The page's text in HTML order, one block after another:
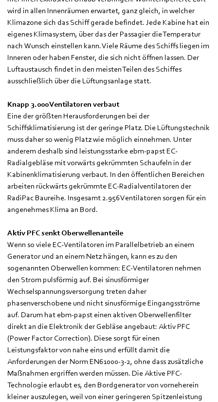
wird in allen Innenräumen erwartet, ganz gleich, in welcher
Klimazone sich das Schiff gerade befindet. Jede Kabine hat ein
eigenes Klimasystem, über das der Passagier die Temperatur
nach Wunsch einstellen kann. Viele Räume des Schiffs liegen im
Inneren oder haben Fenster, die sich nicht öffnen lassen. Der
Luftaustausch findet in den meisten Teilen des Schiffes
ausschließlich über die Lüftungsanlage statt.
Knapp 3.000 Ventilatoren verbaut
Eine der größten Herausforderungen bei der
Schiffsklimatisierung ist der geringe Platz. Die Lüftungstechnik
muss daher so wenig Platz wie möglich einnehmen. Unter
anderem deshalb sind leistungsstarke ebm-papst EC-
Radialgebläse mit vorwärts gekrümmten Schaufeln in der
Kabinenklimatisierung verbaut. In den öffentlichen Bereichen
arbeiten rückwärts gekrümmte EC-Radialventilatoren der
RadiPac Baureihe. Insgesamt 2.956 Ventilatoren sorgen für ein
angenehmes Klima an Bord.
Aktiv PFC senkt Oberwellenanteile
Wenn so viele EC-Ventilatoren im Parallelbetrieb an einem
Generator und an einem Netz hängen, kann es zu den
sogenannten Oberwellen kommen: EC-Ventilatoren nehmen
den Strom pulsförmig auf. Bei sinusförmiger
Wechselspannungsversorgung treten daher
phasenverschobene und nicht sinusförmige Eingangsströme
auf. Darum hat ebm-papst einen aktiven Oberwellenfilter
direkt an die Elektronik der Gebläse angebaut: Aktiv PFC
(Power Factor Correction). Diese sorgt für einen
Leistungsfaktor von nahe eins und erfüllt damit die
Anforderungen der Norm EN61000-3-2, ohne dass zusätzliche
Maßnahmen ergriffen werden müssen. Die Aktive PFC-
Technologie erlaubt es, den Bordgenerator von vorneherein
kleiner auszulegen, weil von einer geringeren Spitzenleistung